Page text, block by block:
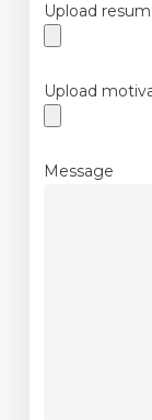
Upload
Upload
Message